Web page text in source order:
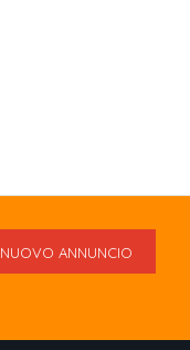
NUOVO ANNUNCIO